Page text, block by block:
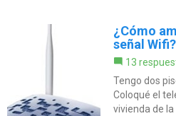
¿Cómo
señal Wifi?
13
Tengo dos
Coloqué el
vivienda de